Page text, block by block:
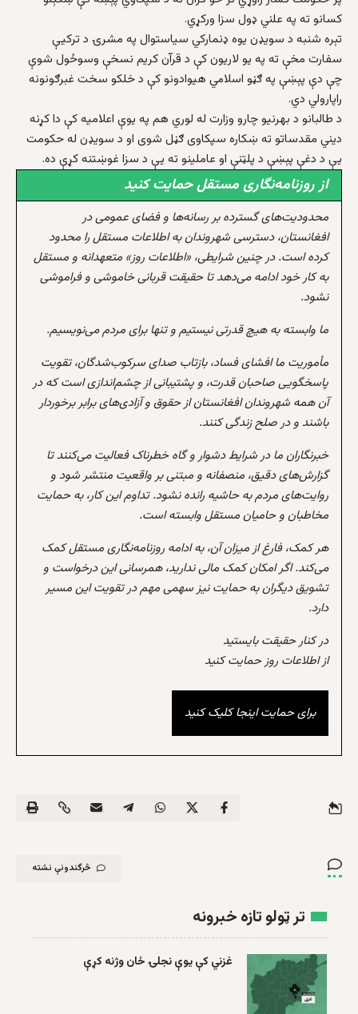
کسانو ته په علني ډول سزا ورکړي.
تېره شنبه د سويډن يوه ډنمارکي سياستوال په مشرۍ د ترکيې
سفارت مخې ته په يو لاريون کې د قرآن کريم نسخې وسوځول شوې
چې دې پېښې په ګڼو اسلامي هيوادونو کې د خلکو سخت غبرګونونه
راپارولي دي.
د طالبانو د بهرنيو چارو وزارت له لوري هم په يوې اعلاميه کې دا کړنه
ديني مقدساتو ته ښکاره سپکاوی ګڼل شوی او د سويډن له حکومت
يې د دغې پېښې د پلټنې او عاملينو ته يې د سزا غوښتنه کړې ده.
از روزنامه‌نگاری مستقل حمایت کنید
محدودیت‌های گسترده بر رسانه‌ها و فضای عمومی در
افغانستان، دسترسی شهروندان به اطلاعات مستقل را محدود
کرده است. در چنین شرایطی، «اطلاعات روز» متعهدانه و مستقل
به کار خود ادامه می‌دهد تا حقیقت قربانی خاموشی و فراموشی
نشود.
ما وابسته به هیچ قدرتی نیستیم و تنها برای مردم می‌نویسیم.
مأموریت ما افشای فساد، بازتاب صدای سرکوب‌شدگان، تقویت
پاسخگویی صاحبان قدرت، و پشتیبانی از چشم‌اندازی است که در
آن همه شهروندان افغانستان از حقوق و آزادی‌های برابر برخوردار
باشند و در صلح زندگی کنند.
خبرنگاران ما در شرایط دشوار و گاه خطرناک فعالیت می‌کنند تا
گزارش‌های دقیق، منصفانه و مبتنی بر واقعیت منتشر شود و
روایت‌های مردم به حاشیه رانده نشود. تداوم این کار، به حمایت
مخاطبان و حامیان مستقل وابسته است.
هر کمک، فارغ از میزان آن، به ادامه روزنامه‌نگاری مستقل کمک
می‌کند. اگر امکان کمک مالی ندارید، همرسانی این درخواست و
تشویق دیگران به حمایت نیز سهمی مهم در تقویت این مسیر
دارد.
در کنار حقیقت بایستید
از اطلاعات روز حمایت کنید
برای حمایت اینجا کلیک کنید
څرگندونې نشته
تر ټولو تازه خبرونه
غزني کې یوې نجلۍ ځان وژنه کړې